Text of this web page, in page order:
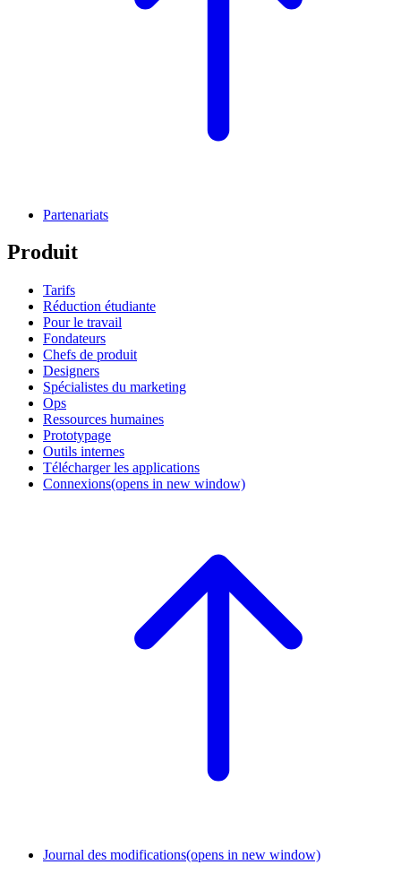
Partenariats
Produit
Tarifs
Réduction étudiante
Pour le travail
Fondateurs
Chefs de produit
Designers
Spécialistes du marketing
Ops
Ressources humaines
Prototypage
Outils internes
Télécharger les applications
Connexions(opens in new window)
Journal des modifications(opens in new window)